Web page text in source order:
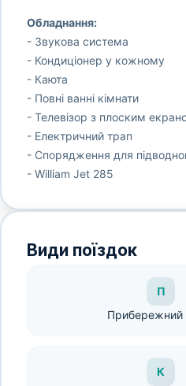
Обладнання:
- Звукова система
- Кондиціонер у кожному
- Каюта
- Повні ванні кімнати
- Телевізор з плоским
- Електричний трап
- Спорядження для
- William Jet 285
Види поїздок
П
Прибережний
К